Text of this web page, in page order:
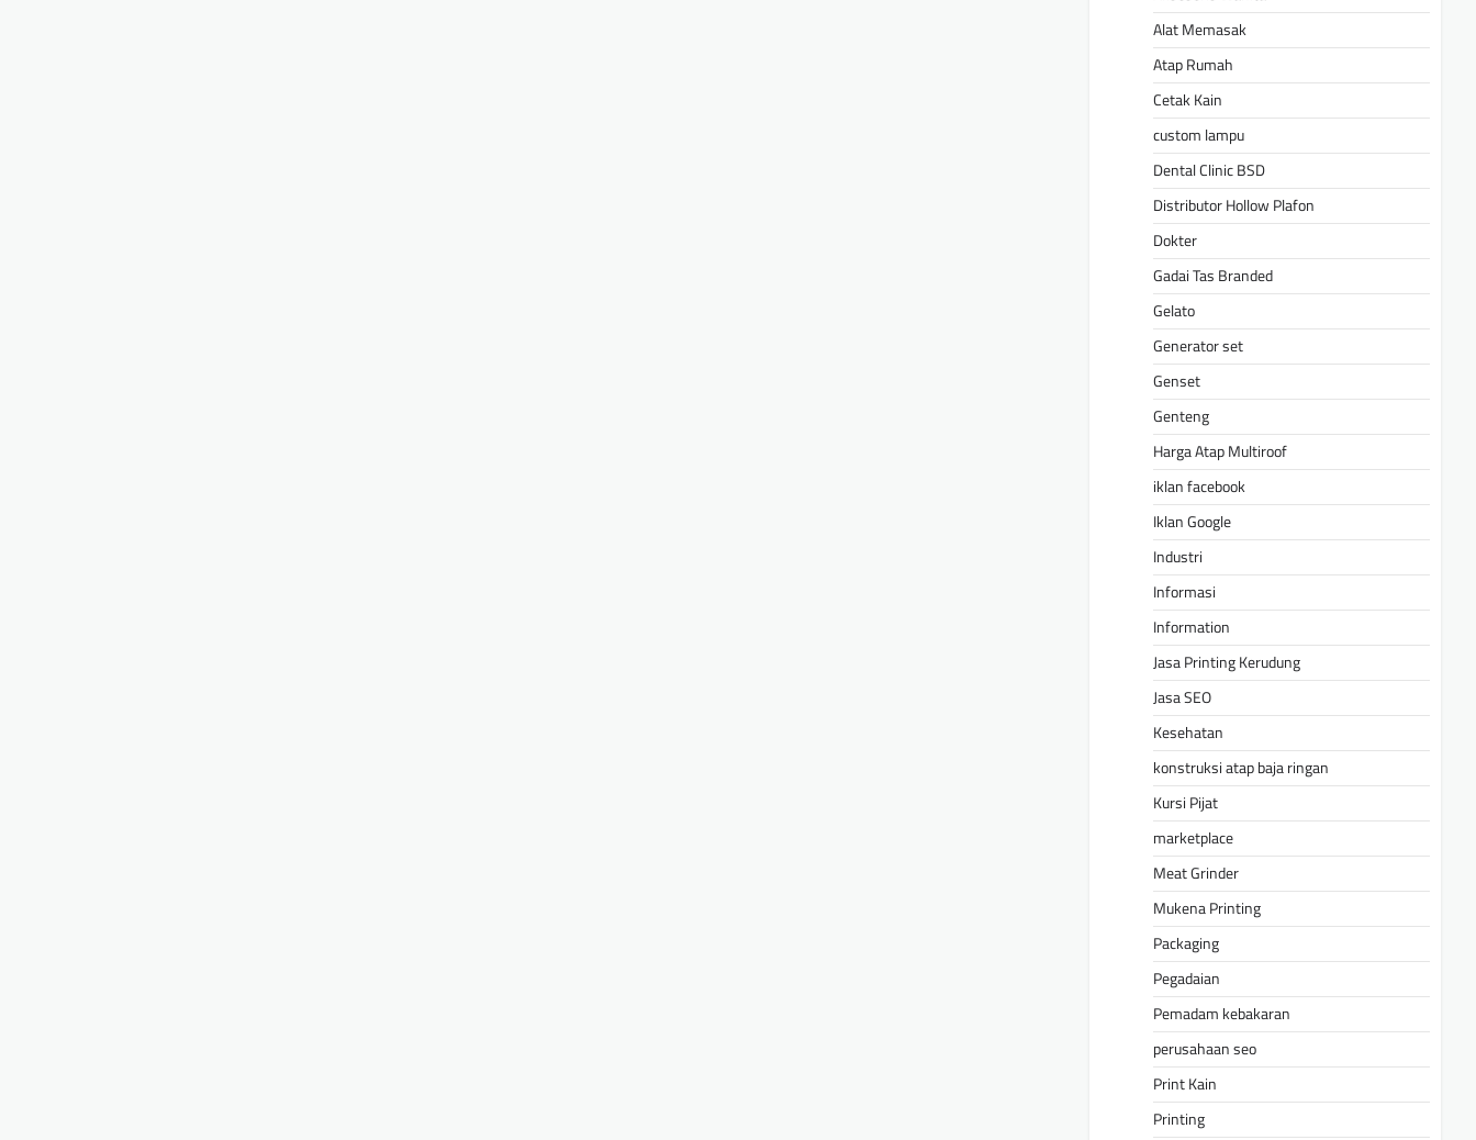
Alat Memasak
Atap Rumah
Cetak Kain
custom lampu
Dental Clinic BSD
Distributor Hollow Plafon
Dokter
Gadai Tas Branded
Gelato
Generator set
Genset
Genteng
Harga Atap Multiroof
iklan facebook
Iklan Google
Industri
Informasi
Information
Jasa Printing Kerudung
Jasa SEO
Kesehatan
konstruksi atap baja ringan
Kursi Pijat
marketplace
Meat Grinder
Mukena Printing
Packaging
Pegadaian
Pemadam kebakaran
perusahaan seo
Print Kain
Printing